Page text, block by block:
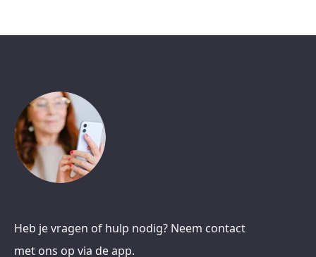
Heb je vragen of hulp nodig? Neem contact
met ons op via de app.